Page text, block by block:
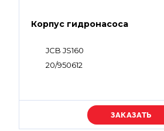
Корпус гидронасоса
JCB JS160
20/950612
Уточняйте цену